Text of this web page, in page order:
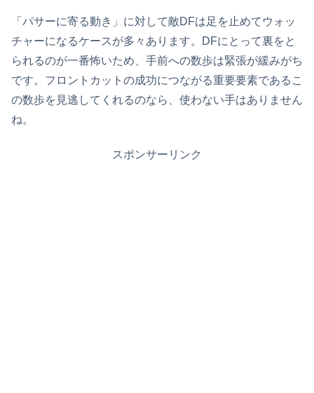
「パサーに寄る動き」に対して敵DFは足を止めてウォッ
チャーになるケースが多々あります。DFにとって裏をと
られるのが一番怖いため、手前への数歩は緊張が緩みがち
です。フロントカットの成功につながる重要要素であるこ
の数歩を見逃してくれるのなら、使わない手はありません
ね。
スポンサーリンク